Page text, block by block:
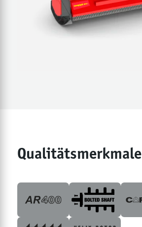
Qualitätsmerkmale